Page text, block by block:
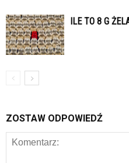
ILE TO 8 G
ZOSTAW ODPOWIEDŹ